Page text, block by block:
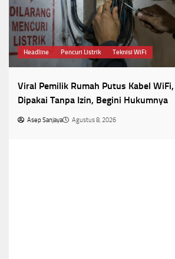
Headline Pencuri Listrik Teknisi WiFi
Viral Pemilik Rumah Putus Kabel
Dipakai Tanpa Izin, Begini Hukumnya
Asep Sanjaya Agustus 8, 2026